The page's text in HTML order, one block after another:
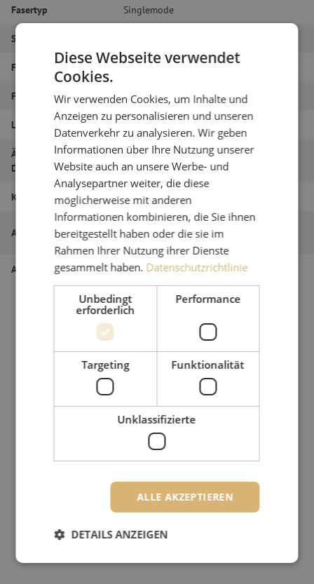
Fasertyp Singlemode
Steckertyp
Faser-Typ G.657A1
Faseranzahl Simplex
Länge 3.2m
Äußerer
Durchmesser (mm)
Klasse B
Artikelname
Patchkabel simplex SM, LC/PC-SC/APC,
1,6mm, 3,2m
Artikel Nummer M20000728
Diese Webseite verwendet
Cookies.
Wir verwenden Cookies, um Inhalte und
Anzeigen zu personalisieren und unseren
Datenverkehr zu analysieren. Wir geben
Informationen über Ihre Nutzung unserer
Website auch an unsere Werbe- und
Analysepartner weiter, die diese
möglicherweise mit anderen
Informationen kombinieren, die Sie ihnen
bereitgestellt haben oder die sie im
Rahmen Ihrer Nutzung ihrer Dienste
gesammelt haben. Datenschutzrichtlinie
Unbedingt
erforderlich
Performance
Targeting Funktionalität
Unklassifizierte
ALLE AKZEPTIEREN
DETAILS ANZEIGEN